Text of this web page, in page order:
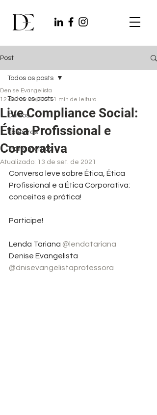
Post
Todos os posts
Cursos
Palestras
Treinamentos
Todos os posts
Live Compliance Social:
Ética Profissional e
Corporativa
Denise Evangelista
12 de nov. de 2020 1 min de leitura
Atualizado: 13 de set. de 2021
Conversa leve sobre Ética, Ética
Profissional e a Ética Corporativa:
conceitos e prática!
Participe!
Lenda Tariana @lendatariana
Denise Evangelista
@dnisevangelistaprofessora